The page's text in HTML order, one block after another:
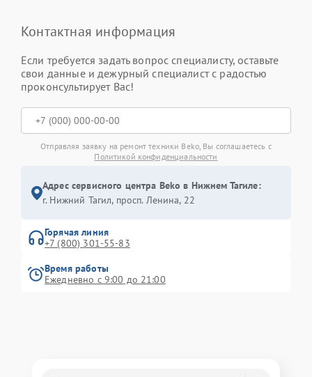
Контактная информация
Если требуется задать вопрос специалисту, оставьте
свои данные и дежурный специалист с радостью
проконсультирует Вас!
Отправляя заявку на ремонт техники Beko, Вы соглашаетесь с
Политикой конфиденциальности
Адрес сервисного центра Beko в Нижнем Тагиле:
г. Нижний Тагил, просп. Ленина, 22
Горячая линия
+7 (800) 301-55-83
Время работы
Ежедневно с 9:00 до 21:00